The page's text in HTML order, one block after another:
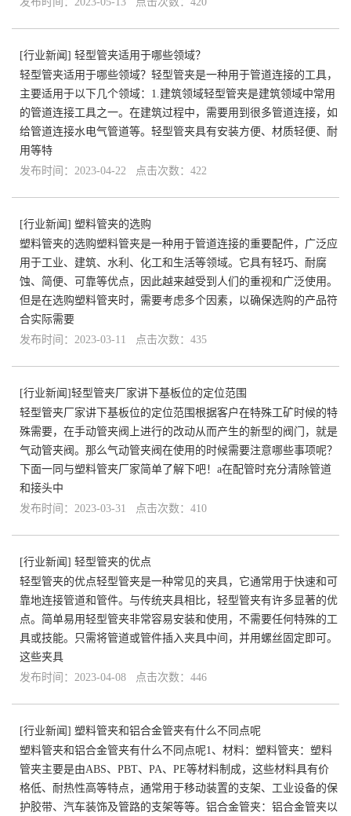
[行业新闻 ] 轻型管夹适用于哪些领域？
轻型管夹适用于哪些领域？轻型管夹是一种用于管道连接的工具，
主要适用于以下几个领域：1.建筑领域轻型管夹是建筑领域中常用
的管道连接工具之一。在建筑过程中，需要用到很多管道连接，如
给管道连接水电气管道等。轻型管夹具有安装方便、材质轻便、耐
用等特
发布时间：2023-04-22 点击次数：422
[行业新闻 ] 塑料管夹的选购
塑料管夹的选购塑料管夹是一种用于管道连接的重要配件，广泛应
用于工业、建筑、水利、化工和生活等领域。它具有轻巧、耐腐
蚀、简便、可靠等优点，因此越来越受到人们的重视和广泛使用。
但是在选购塑料管夹时，需要考虑多个因素，以确保选购的产品符
合实际需要
发布时间：2023-03-11 点击次数：435
[行业新闻 ]​轻型管夹厂家讲下基板位的定位范围
轻型管夹厂家讲下基板位的定位范围根据客户在特殊工矿时候的特
殊需要，在手动管夹阀上进行的改动从而产生的新型的阀门，就是
气动管夹阀。那么气动管夹阀在使用的时候需要注意哪些事项呢？
下面一同与塑料管夹厂家简单了解下吧！a在配管时充分清除管道
和接头中
发布时间：2023-03-31 点击次数：410
[行业新闻 ] 轻型管夹的优点
轻型管夹的优点轻型管夹是一种常见的夹具，它通常用于快速和可
靠地连接管道和管件。与传统夹具相比，轻型管夹有许多显著的优
点。简单易用轻型管夹非常容易安装和使用，不需要任何特殊的工
具或技能。只需将管道或管件插入夹具中间，并用螺丝固定即可。
这些夹具
发布时间：2023-04-08 点击次数：446
[行业新闻 ] 塑料管夹和铝合金管夹有什么不同点呢​
塑料管夹和铝合金管夹有什么不同点呢1、材料：塑料管夹：塑料
管夹主要是由ABS、PBT、PA、PE等材料制成，这些材料具有价
格低、耐热性高等特点，通常用于移动装置的支架、工业设备的保
护胶带、汽车装饰及管路的支架等等。铝合金管夹：铝合金管夹以